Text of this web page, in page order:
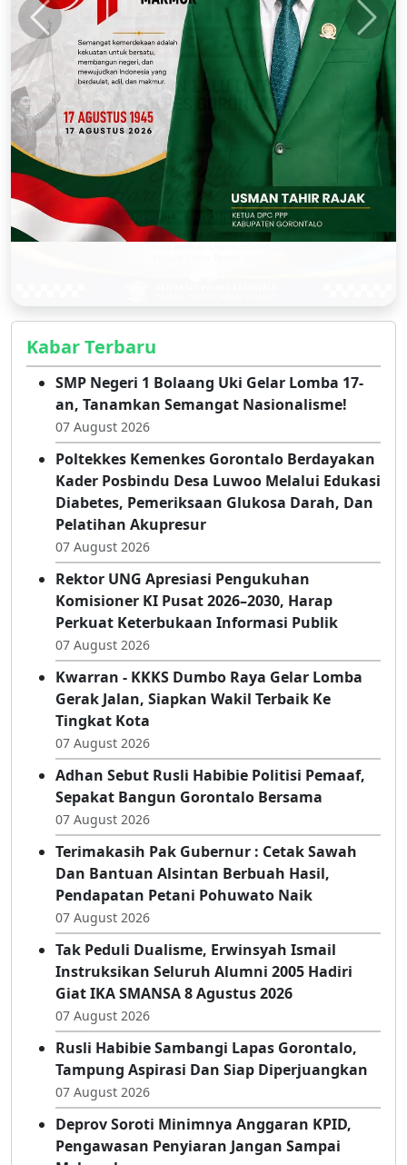
Kabar Terbaru
SMP Negeri 1 Bolaang Uki Gelar Lomba 17-
an, Tanamkan Semangat Nasionalisme!
07 August 2026
Poltekkes Kemenkes Gorontalo Berdayakan
Kader Posbindu Desa Luwoo Melalui Edukasi
Diabetes, Pemeriksaan Glukosa Darah, Dan
Pelatihan Akupresur
07 August 2026
Rektor UNG Apresiasi Pengukuhan
Komisioner KI Pusat 2026–2030, Harap
Perkuat Keterbukaan Informasi Publik
07 August 2026
Kwarran - KKKS Dumbo Raya Gelar Lomba
Gerak Jalan, Siapkan Wakil Terbaik Ke
Tingkat Kota
07 August 2026
Adhan Sebut Rusli Habibie Politisi Pemaaf,
Sepakat Bangun Gorontalo Bersama
07 August 2026
Terimakasih Pak Gubernur : Cetak Sawah
Dan Bantuan Alsintan Berbuah Hasil,
Pendapatan Petani Pohuwato Naik
07 August 2026
Tak Peduli Dualisme, Erwinsyah Ismail
Instruksikan Seluruh Alumni 2005 Hadiri
Giat IKA SMANSA 8 Agustus 2026
07 August 2026
Rusli Habibie Sambangi Lapas Gorontalo,
Tampung Aspirasi Dan Siap Diperjuangkan
07 August 2026
Deprov Soroti Minimnya Anggaran KPID,
Pengawasan Penyiaran Jangan Sampai